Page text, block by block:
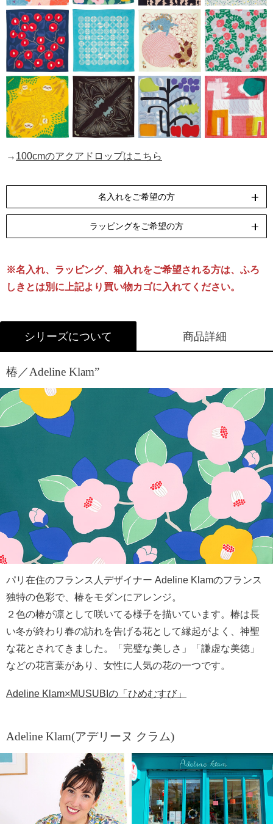
→ 100cmのアクアドロップはこちら
名入れをご希望の方
※アクアドロップシリーズはペンテックスでの名入れがで
きません。
ラッピングをご希望の方
リボン包装
[無料]
のし包装
[無料]
箱Mサイズ
[有料]
※名入れ、ラッピング、箱入れをご希望される方は、ふろ
しきとは別に上記より買い物カゴに入れてください。
シリーズについて 商品詳細
椿／Adeline Klam”
パリ在住のフランス人デザイナー Adeline Klamのフランス
独特の色彩で、椿をモダンにアレンジ。
２色の椿が凛として咲いてる様子を描いています。椿は長
い冬が終わり春の訪れを告げる花として縁起がよく、神聖
な花とされてきました。「完璧な美しさ」「謙虚な美徳」
などの花言葉があり、女性に人気の花の一つです。
Adeline Klam×MUSUBIの「ひめむすび」
Adeline Klam(アデリーヌ クラム)